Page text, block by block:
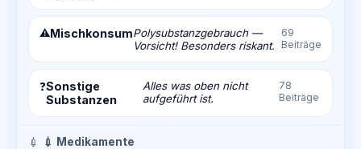
⚠️MischkonsumPolysubstanzgebrauch —
Vorsicht! Besonders riskant.
69
Beiträge
❓Sonstige
Substanzen
Alles was oben nicht
aufgeführt ist.
78
Beiträge
💉 💉 Medikamente